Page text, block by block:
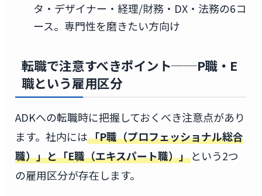
タ・デザイナー・経理/財務・DX・法務の6コ
ース。専門性を磨きたい方向け
転職で注意すべきポイント──P職・E
職という雇用区分
ADKへの転職時に把握しておくべき注意点があり
ます。社内には「P職（プロフェッショナル総合
職）」と「E職（エキスパート職）」という2つ
の雇用区分が存在します。